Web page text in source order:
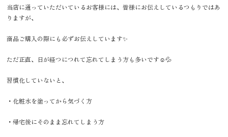
当店に通っていただいているお客様には、皆様にお伝えしているつもりではあ
りますが、
商品ご購入の際にも必ずお伝えしています✨
ただ正直、日が経つにつれて忘れてしまう方も多いです☺️💦
習慣化していないと、
・化粧水を塗ってから気づく方
・帰宅後にそのまま忘れてしまう方